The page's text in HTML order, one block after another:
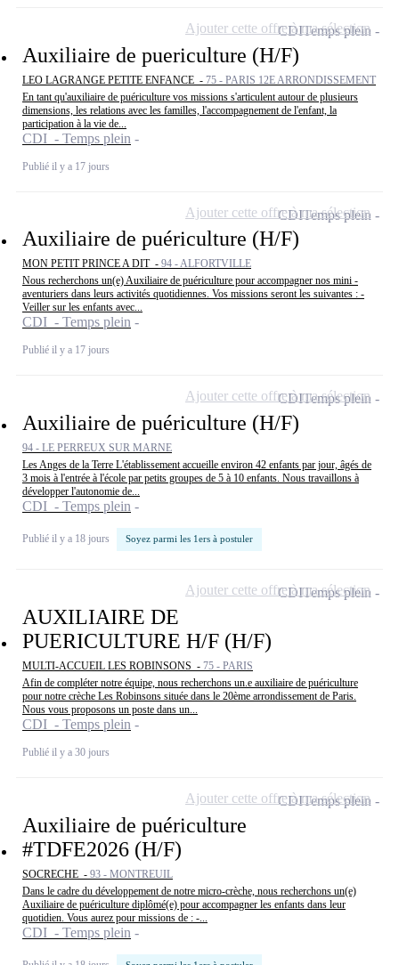
Auxiliaire de puericulture (H/F)
LEO LAGRANGE PETITE ENFANCE - 75 - PARIS 12E ARRONDISSEMENT
En tant qu'auxiliaire de puériculture vos missions s'articulent autour de plusieurs
dimensions, les relations avec les familles, l'accompagnement de l'enfant, la
participation à la vie de...
CDI - Temps plein
Publié il y a 17 jours
CDITemps plein
Ajouter cette offre à ma sélection
Auxiliaire de puériculture (H/F)
MON PETIT PRINCE A DIT - 94 - ALFORTVILLE
Nous recherchons un(e) Auxiliaire de puériculture pour accompagner nos mini -
aventuriers dans leurs activités quotidiennes. Vos missions seront les suivantes : -
Veiller sur les enfants avec...
CDI - Temps plein
Publié il y a 17 jours
CDITemps plein
Ajouter cette offre à ma sélection
Auxiliaire de puériculture (H/F)
94 - LE PERREUX SUR MARNE
Les Anges de la Terre L'établissement accueille environ 42 enfants par jour, âgés de
3 mois à l'entrée à l'école par petits groupes de 5 à 10 enfants. Nous travaillons à
développer l'autonomie de...
CDI - Temps plein
Publié il y a 18 jours Soyez parmi les 1ers à postuler
CDITemps plein
Ajouter cette offre à ma sélection
AUXILIAIRE DE
PUERICULTURE H/F (H/F)
MULTI-ACCUEIL LES ROBINSONS - 75 - PARIS
Afin de compléter notre équipe, nous recherchons un.e auxiliaire de puériculture
pour notre crèche Les Robinsons située dans le 20ème arrondissement de Paris.
Nous vous proposons un poste dans un...
CDI - Temps plein
Publié il y a 30 jours
CDITemps plein
Ajouter cette offre à ma sélection
Auxiliaire de puériculture
#TDFE2026 (H/F)
SOCRECHE - 93 - MONTREUIL
Dans le cadre du développement de notre micro-crèche, nous recherchons un(e)
Auxiliaire de puériculture diplômé(e) pour accompagner les enfants dans leur
quotidien. Vous aurez pour missions de : -...
CDI - Temps plein
CDITemps plein
Ajouter cette offre à ma sélection